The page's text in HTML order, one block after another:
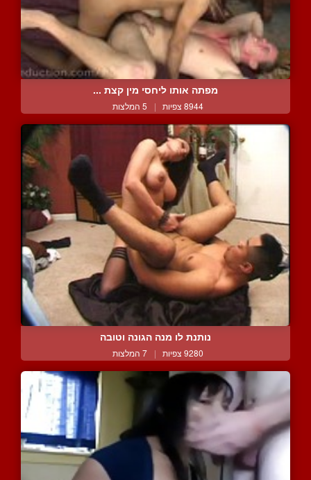
מפתה אותו ליחסי מין קצת ...
8944 צפיות | 5 המלצות
נותנת לו מנה הגונה וטובה
9280 צפיות | 7 המלצות